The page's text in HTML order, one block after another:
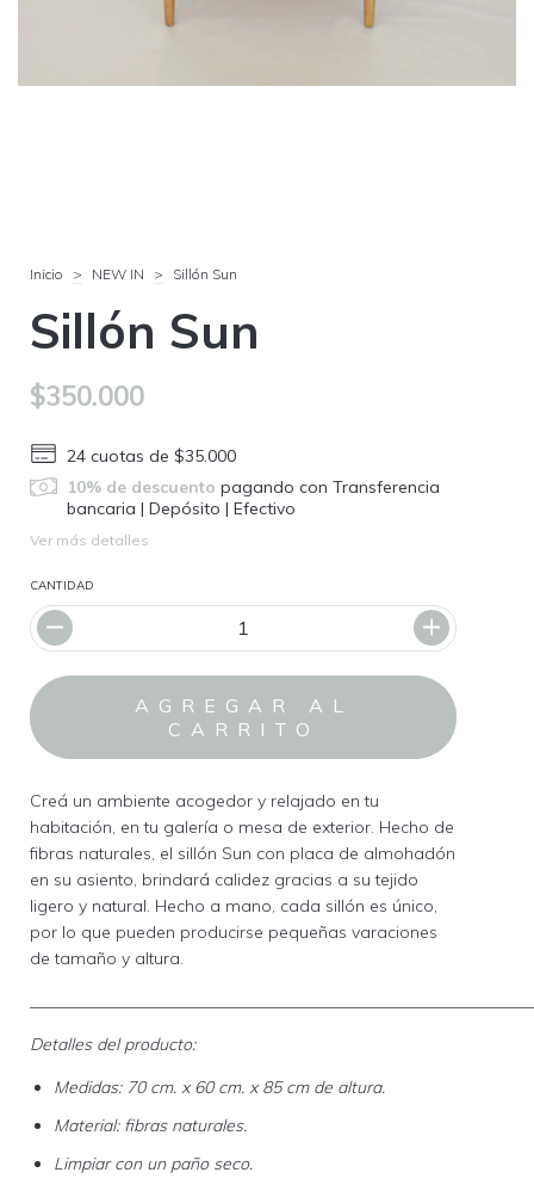
Inicio > NEW IN > Sillón Sun
Sillón Sun
$350.000
24 cuotas de$35.000
10% de descuento pagando con Transferencia
bancaria | Depósito | Efectivo
Ver más detalles
CANTIDAD
Creá un ambiente acogedor y relajado en tu
habitación, en tu galería o mesa de exterior. Hecho de
fibras naturales, el sillón Sun con placa de almohadón
en su asiento, brindará calidez gracias a su tejido
ligero y natural. Hecho a mano, cada sillón es único,
por lo que pueden producirse pequeñas varaciones
de tamaño y altura.
Detalles del producto:
Medidas: 70 cm. x 60 cm. x 85 cm de altura.
Material: fibras naturales.
Limpiar con un paño seco.